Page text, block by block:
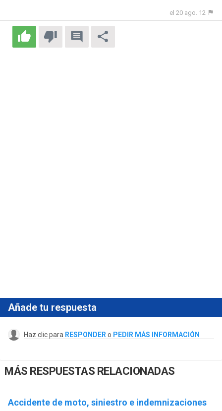
el 20 ago. 12
Añade tu respuesta
Haz clic para RESPONDER o PEDIR MÁS INFORMACIÓN
MÁS RESPUESTAS RELACIONADAS
Accidente de moto, siniestro e indemnizaciones